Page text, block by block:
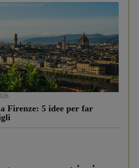
Firenze: 5 idee per far